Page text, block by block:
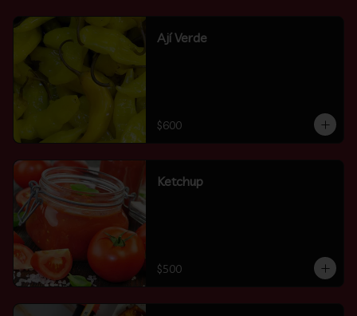
Ají Verde
$600
Ketchup
$500